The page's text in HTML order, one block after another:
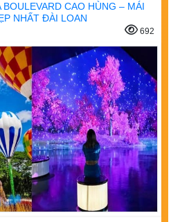
BOULEVARD CAO HÙNG – MÁI
NHẤT ĐÀI LOAN
692